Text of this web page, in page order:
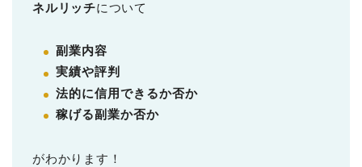
ネルリッチについて
副業内容
実績や評判
法的に信用できるか否か
稼げる副業か否か
がわかります！